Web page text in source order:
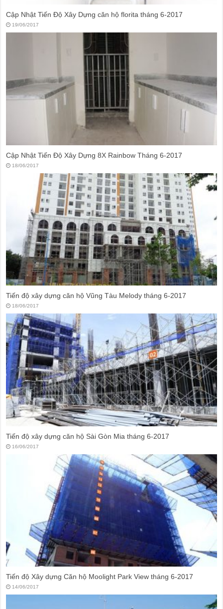
Cập Nhật Tiến Độ Xây Dựng căn hộ florita tháng 6-2017
19/06/2017
Cập Nhật Tiến Độ Xây Dựng 8X Rainbow Tháng 6-2017
18/06/2017
Tiến độ xây dựng căn hộ Vũng Tàu Melody tháng 6-2017
18/06/2017
Tiến độ xây dựng căn hộ Sài Gòn Mia tháng 6-2017
16/06/2017
Tiến độ Xây dựng Căn hộ Moolight Park View tháng 6-2017
14/06/2017